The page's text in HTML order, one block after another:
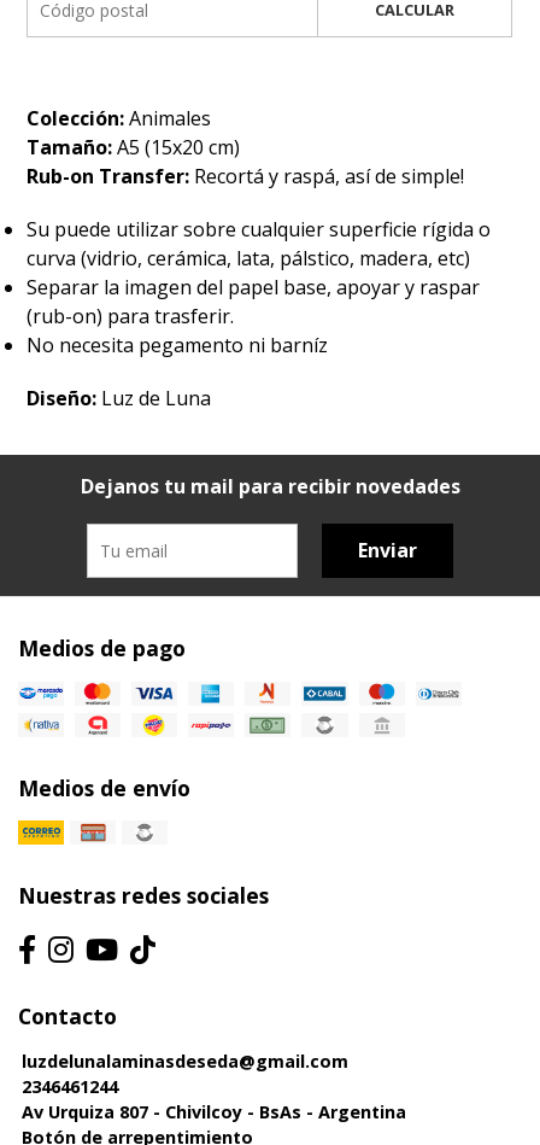
CALCULAR
Colección:Animales
Tamaño:A5 (15x20 cm)
Rub-on Transfer: Recortá y raspá, así de simple!
Su puede utilizar sobre cualquier superficie rígida o
curva (vidrio, cerámica, lata, pálstico, madera, etc)
Separar la imagen del papel base, apoyar y raspar
(rub-on) para trasferir.
No necesita pegamento ni barníz
Diseño: Luz de Luna
Dejanos tu mail para recibir novedades
Enviar
Medios de pago
Medios de envío
Nuestras redes sociales
Contacto
luzdelunalaminasdeseda@gmail.com
2346461244
Av Urquiza 807 - Chivilcoy - BsAs - Argentina
Botón de arrepentimiento